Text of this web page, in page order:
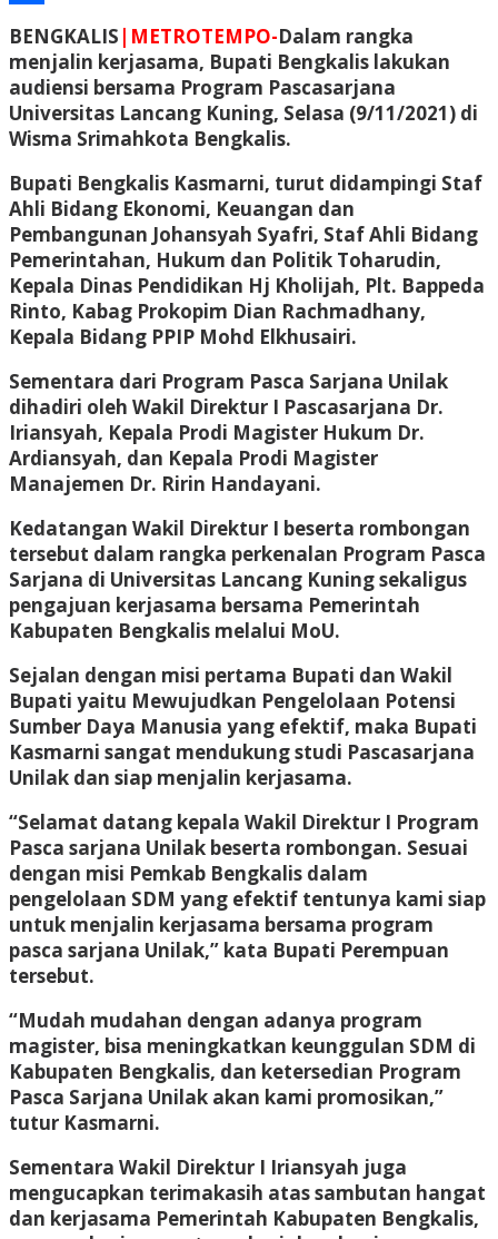
BENGKALIS |METROTEMPO-Dalam rangka
menjalin kerjasama, Bupati Bengkalis lakukan
audiensi bersama Program Pascasarjana
Universitas Lancang Kuning, Selasa (9/11/2021) di
Wisma Srimahkota Bengkalis.
Bupati Bengkalis Kasmarni, turut didampingi Staf
Ahli Bidang Ekonomi, Keuangan dan
Pembangunan Johansyah Syafri, Staf Ahli Bidang
Pemerintahan, Hukum dan Politik Toharudin,
Kepala Dinas Pendidikan Hj Kholijah, Plt. Bappeda
Rinto, Kabag Prokopim Dian Rachmadhany,
Kepala Bidang PPIP Mohd Elkhusairi.
Sementara dari Program Pasca Sarjana Unilak
dihadiri oleh Wakil Direktur I Pascasarjana Dr.
Iriansyah, Kepala Prodi Magister Hukum Dr.
Ardiansyah, dan Kepala Prodi Magister
Manajemen Dr. Ririn Handayani.
Kedatangan Wakil Direktur I beserta rombongan
tersebut dalam rangka perkenalan Program Pasca
Sarjana di Universitas Lancang Kuning sekaligus
pengajuan kerjasama bersama Pemerintah
Kabupaten Bengkalis melalui MoU.
Sejalan dengan misi pertama Bupati dan Wakil
Bupati yaitu Mewujudkan Pengelolaan Potensi
Sumber Daya Manusia yang efektif, maka Bupati
Kasmarni sangat mendukung studi Pascasarjana
Unilak dan siap menjalin kerjasama.
“Selamat datang kepala Wakil Direktur I Program
Pasca sarjana Unilak beserta rombongan. Sesuai
dengan misi Pemkab Bengkalis dalam
pengelolaan SDM yang efektif tentunya kami siap
untuk menjalin kerjasama bersama program
pasca sarjana Unilak,” kata Bupati Perempuan
tersebut.
“Mudah mudahan dengan adanya program
magister, bisa meningkatkan keunggulan SDM di
Kabupaten Bengkalis, dan ketersedian Program
Pasca Sarjana Unilak akan kami promosikan,”
tutur Kasmarni.
Sementara Wakil Direktur I Iriansyah juga
mengucapkan terimakasih atas sambutan hangat
dan kerjasama Pemerintah Kabupaten Bengkalis,